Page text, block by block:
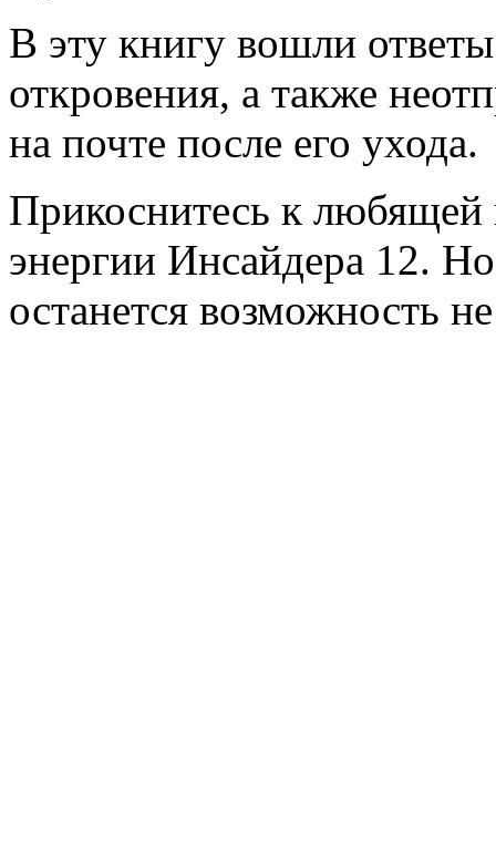
В эту книгу вошли
откровения, а также
на почте после его ухода.
Прикоснитесь к
энергии Инсайдера 12.
останется возможность